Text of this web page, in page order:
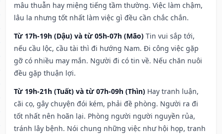
mâu thuẫn hay miệng tiếng tầm thường. Việc làm chậm,
lâu la nhưng tốt nhất làm việc gì đều cần chắc chắn.
Từ 17h-19h (Dậu) và từ 05h-07h (Mão) Tin vui sắp tới,
nếu cầu lộc, cầu tài thì đi hướng Nam. Đi công việc gặp
gỡ có nhiều may mắn. Người đi có tin về. Nếu chăn nuôi
đều gặp thuận lợi.
Từ 19h-21h (Tuất) và từ 07h-09h (Thìn) Hay tranh luận,
cãi cọ, gây chuyện đói kém, phải đề phòng. Người ra đi
tốt nhất nên hoãn lại. Phòng người người nguyền rủa,
tránh lây bệnh. Nói chung những việc như hội họp, tranh